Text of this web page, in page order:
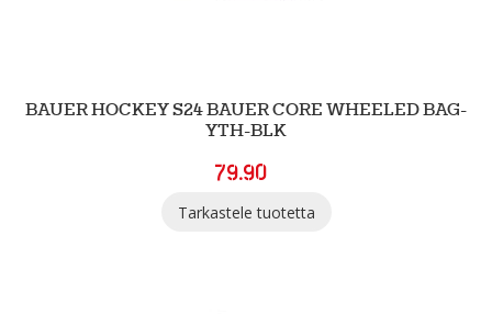
BAUER HOCKEY S24 BAUER CORE WHEELED BAG-
YTH-BLK
79.90
Tarkastele tuotetta